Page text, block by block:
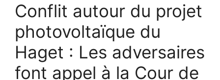
Conflit autour du projet
photovoltaïque du
Haget : Les adversaires
font appel à la Cour de